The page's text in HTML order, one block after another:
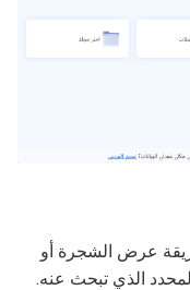
عرض الشجرة أو
الذي تبحث عنه.